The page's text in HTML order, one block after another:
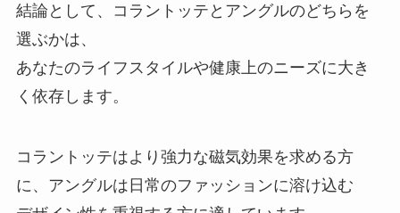
結論として、コラントッテとアングルのどちらを
選ぶかは、
あなたのライフスタイルや健康上のニーズに大き
く依存します。
コラントッテはより強力な磁気効果を求める方
に、アングルは日常のファッションに溶け込む